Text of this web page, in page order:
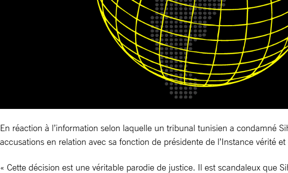
En réaction à l’information selon laquelle un tribunal tunisien a condamné
accusations en relation avec sa fonction de présidente de l’Instance vérité
« Cette décision est une véritable parodie de justice. Il est scandaleux que